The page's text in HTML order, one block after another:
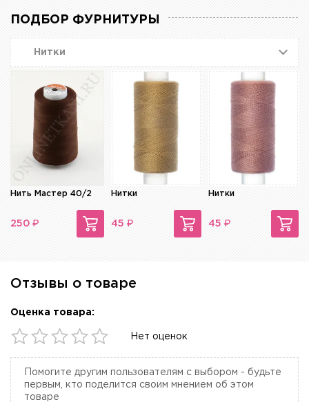
ПОДБОР ФУРНИТУРЫ
Нитки
Нить Мастер 40/2
250 ₽
Нитки
45 ₽
Нитки
45 ₽
Отзывы о товаре
Оценка товара:
Нет оценок
Помогите другим пользователям с выбором - будьте
первым, кто поделится своим мнением об этом
товаре